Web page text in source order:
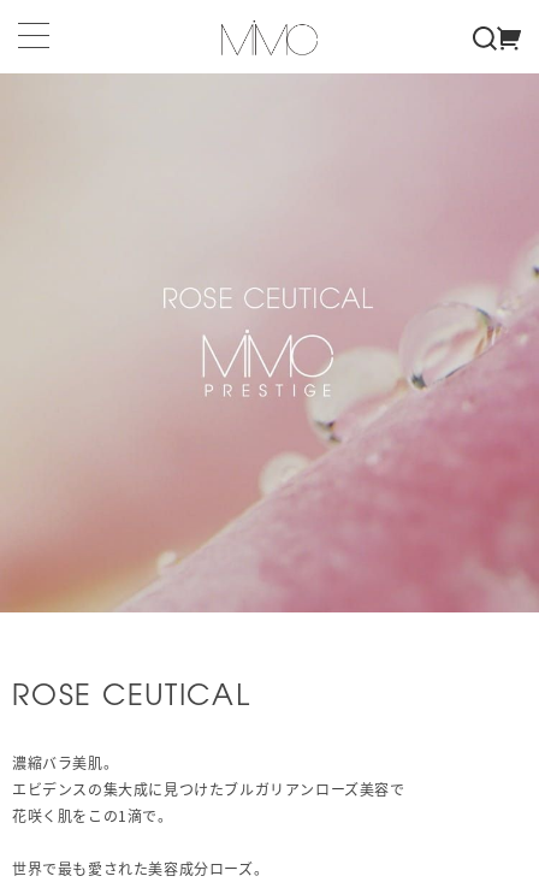
ROSE CEUTICAL
濃縮バラ美肌。
エビデンスの集大成に見つけたブルガリアンローズ美容で
花咲く肌をこの1滴で。
世界で最も愛された美容成分ローズ。